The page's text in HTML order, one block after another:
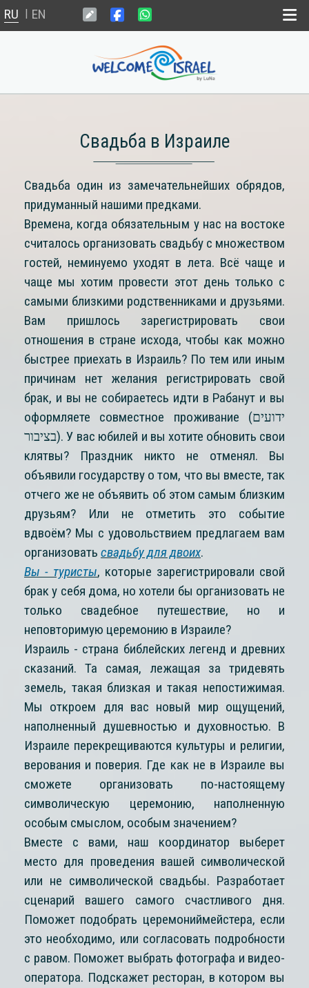
RU | EN
Свадьба в Израиле
Weekend il
Новости
Свадьба в Израиле
Свадьба один из замечательнейших обрядов,
придуманный нашими предками.
Времена, когда обязательным у нас на востоке
считалось организовать свадьбу с множеством
гостей, неминуемо уходят в лета. Всё чаще и
чаще мы хотим провести этот день только с
самыми близкими родственниками и друзьями.
Вам пришлось зарегистрировать свои
отношения в стране исхода, чтобы как можно
быстрее приехать в Израиль? По тем или иным
причинам нет желания регистрировать свой
брак, и вы не собираетесь идти в Рабанут и вы
оформляете совместное проживание (ידועים
בציבור). У вас юбилей и вы хотите обновить свои
клятвы? Праздник никто не отменял. Вы
объявили государству о том, что вы вместе, так
отчего же не объявить об этом самым близким
друзьям? Или не отметить это событие
вдвоём? Мы с удовольствием предлагаем вам
организовать свадьбу для двоих.
Вы - туристы, которые зарегистрировали свой
брак у себя дома, но хотели бы организовать не
только свадебное путешествие, но и
неповторимую церемонию в Израиле?
Израиль - страна библейских легенд и древних
сказаний. Та самая, лежащая за тридевять
земель, такая близкая и такая непостижимая.
Мы откроем для вас новый мир ощущений,
наполненный душевностью и духовностью. В
Израиле перекрещиваются культуры и религии,
верования и поверия. Где как не в Израиле вы
сможете организовать по-настоящему
символическую церемонию, наполненную
особым смыслом, особым значением?
Вместе с вами, наш координатор выберет
место для проведения вашей символической
или не символической свадьбы. Разработает
сценарий вашего самого счастливого дня.
Поможет подобрать церемониймейстера, если
это необходимо, или согласовать подробности
с равом. Поможет выбрать фотографа и видео-
оператора. Подскажет ресторан, в котором вы